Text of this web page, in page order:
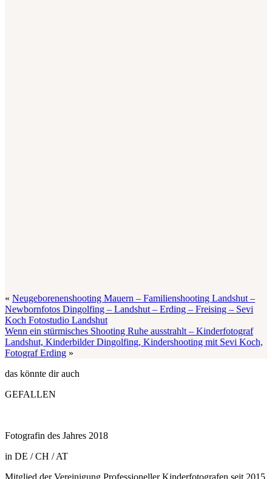
« Neugeborenenshooting Mauern – Familienshooting Landshut –
Newbornfotos Dingolfing – Landshut – Erding – Freising – Sevi
Koch Fotostudio Landshut
Wenn ein stürmisches Shooting Ruhe ausstrahlt – Kinderfotograf
Landshut, Kinderbilder Dingolfing, Kindershooting mit Sevi Koch,
Fotograf Erding »
das könnte dir auch
GEFALLEN
Fotografin des Jahres 2018
in DE / CH / AT
Mitglied der Vereinigung Professioneller Kinderfotografen seit 2015